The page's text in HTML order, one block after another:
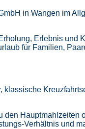
in Wangen im
Erlebnis und
für Familien,
klassische
den Hauptmahlzeiten
Verhältnis und